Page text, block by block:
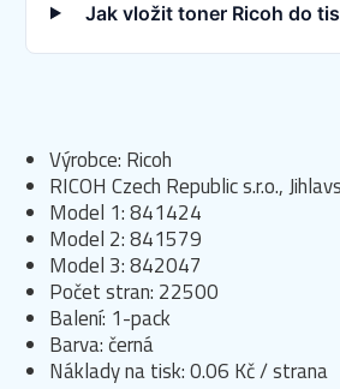
Jak vložit toner Ricoh do
Výrobce: Ricoh
RICOH Czech Republic s.r.o.,
Model 1: 841424
Model 2: 841579
Model 3: 842047
Počet stran: 22500
Balení: 1-pack
Barva: černá
Náklady na tisk: 0.06 Kč / strana